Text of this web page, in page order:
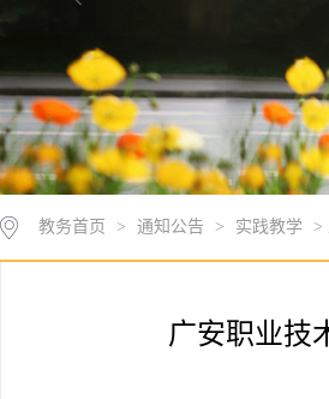
教务首页 > 通知公告 > 实践教学 >
广安职业技